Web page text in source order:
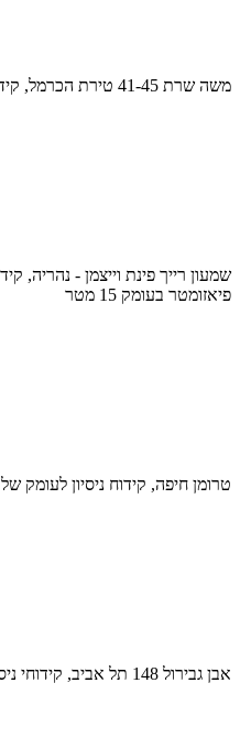
משה שרת 41-45 טירת הכרמל, קידוחי קרקע לעומק של 35 מטר
פיאזומטר בעומק 15 מטר
טרומן חיפה, קידוח ניסיון לעומק של 35 מטר
אבן גבירול 148 תל אביב, קידוחי ניסיון לעומק של 12 מטר